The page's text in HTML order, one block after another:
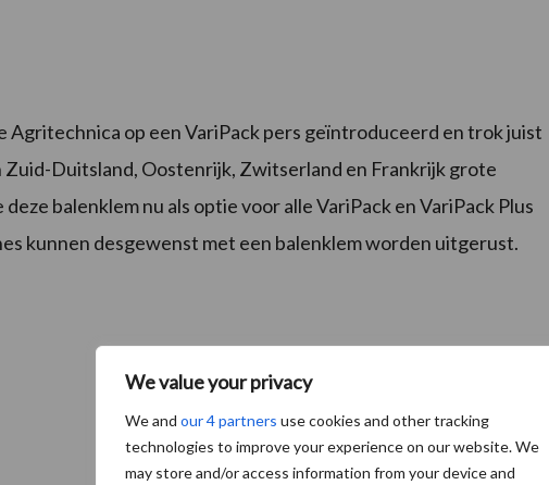
We value your privacy
We and our 4 partners use cookies and other tracking
technologies to improve your experience on our website. We
may store and/or access information from your device and
Agritechnica op een VariPack pers geïntroduceerd en trok juist
Zuid-Duitsland, Oostenrijk, Zwitserland en Frankrijk grote
balenklem nu als optie voor alle VariPack en VariPack Plus
kunnen desgewenst met een balenklem worden uitgerust.